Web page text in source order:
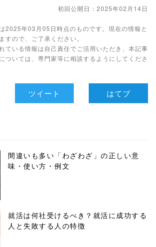
初回公開日：2025年02月14日
2025年03月05日時点のものです。現在の情報と
すので、ご了承ください。
ている情報は自己責任でご活用いただき、本記事
ついては、専門家等に相談するようにしてくださ
ツイート はてブ
間違いも多い「わざわざ」の正しい意
味・使い方・例文
就活は何社受けるべき？就活に成功する
人と失敗する人の特徴